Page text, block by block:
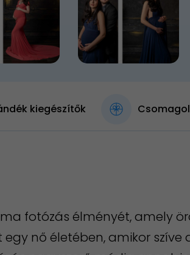
kiegészítők
fotózás élményét, amely
nő életében, amikor szíve